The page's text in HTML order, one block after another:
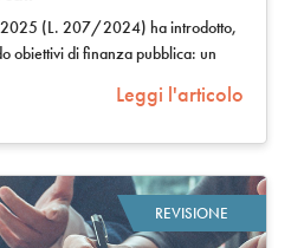
2025 (L. 207/2024) ha introdotto,
obiettivi di finanza pubblica: un
Leggi l'articolo
REVISIONE